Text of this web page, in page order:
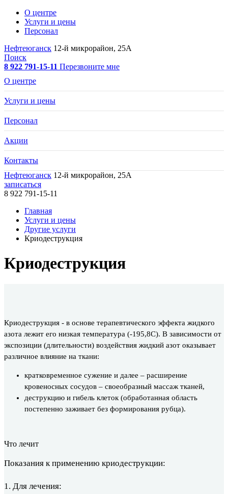
О центре
Услуги и цены
Персонал
Нефтеюганск 12-й микрорайон, 25А
Поиск
8 922 791-15-11 Перезвоните мне
О центре
Услуги и цены
Персонал
Акции
Контакты
Нефтеюганск 12-й микрорайон, 25А
записаться
8 922 791-15-11
Главная
Услуги и цены
Другие услуги
Криодеструкция
Криодеструкция
Криодеструкция - в основе терапевтического эффекта жидкого
азота лежит его низкая температура (-195,8С). В зависимости от
экспозиции (длительности) воздействия жидкий азот оказывает
различное влияние на ткани:
кратковременное сужение и далее – расширение
кровеносных сосудов – своеобразный массаж тканей,
деструкцию и гибель клеток (обработанная область
постепенно заживает без формирования рубца).
Что лечит
Показания к применению криодеструкции:
1. Для лечения: